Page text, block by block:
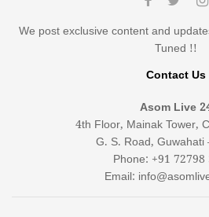
We post exclusive content and
Tuned !!
Contact Us
Asom Live
4th Floor, Mainak Tower,
G. S. Road, Guwahati
Phone: +91 72798
Email: